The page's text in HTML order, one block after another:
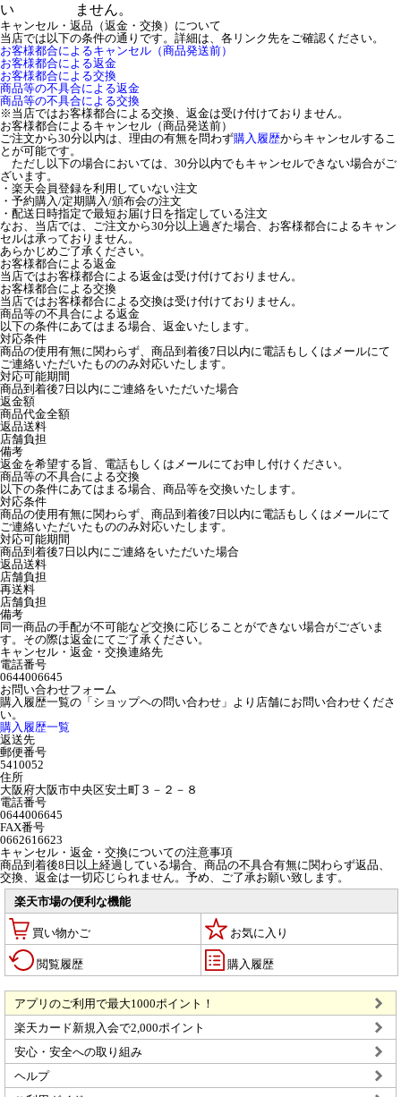
い
ません。
キャンセル・返品（返金・交換）について
当店では以下の条件の通りです。詳細は、各リンク先をご確認ください。
お客様都合によるキャンセル（商品発送前）
お客様都合による返金
お客様都合による交換
商品等の不具合による返金
商品等の不具合による交換
※当店ではお客様都合による交換、返金は受け付けておりません。
お客様都合によるキャンセル（商品発送前）
ご注文から30分以内は、理由の有無を問わず購入履歴からキャンセルするこ
とが可能です。
ただし以下の場合においては、30分以内でもキャンセルできない場合がご
ざいます。
・楽天会員登録を利用していない注文
・予約購入/定期購入/頒布会の注文
・配送日時指定で最短お届け日を指定している注文
なお、当店では、ご注文から30分以上過ぎた場合、お客様都合によるキャン
セルは承っておりません。
あらかじめご了承ください。
お客様都合による返金
当店ではお客様都合による返金は受け付けておりません。
お客様都合による交換
当店ではお客様都合による交換は受け付けておりません。
商品等の不具合による返金
以下の条件にあてはまる場合、返金いたします。
対応条件
商品の使用有無に関わらず、商品到着後7日以内に電話もしくはメールにて
ご連絡いただいたもののみ対応いたします。
対応可能期間
商品到着後7日以内にご連絡をいただいた場合
返金額
商品代金全額
返品送料
店舗負担
備考
返金を希望する旨、電話もしくはメールにてお申し付けください。
商品等の不具合による交換
以下の条件にあてはまる場合、商品等を交換いたします。
対応条件
商品の使用有無に関わらず、商品到着後7日以内に電話もしくはメールにて
ご連絡いただいたもののみ対応いたします。
対応可能期間
商品到着後7日以内にご連絡をいただいた場合
返品送料
店舗負担
再送料
店舗負担
備考
同一商品の手配が不可能など交換に応じることができない場合がございま
す。その際は返金にてご了承ください。
キャンセル・返金・交換連絡先
電話番号
0644006645
お問い合わせフォーム
購入履歴一覧の「ショップヘの問い合わせ」より店舗にお問い合わせくださ
い。
購入履歴一覧
返送先
郵便番号
5410052
住所
大阪府大阪市中央区安土町３－２－８
電話番号
0644006645
FAX番号
0662616623
キャンセル・返金・交換についての注意事項
商品到着後8日以上経過している場合、商品の不具合有無に関わらず返品、
交換、返金は一切応じられません。予め、ご了承お願い致します。
楽天市場の便利な機能
買い物かご お気に入り
閲覧履歴 購入履歴
アプリのご利用で最大1000ポイント！
楽天カード新規入会で2,000ポイント
安心・安全への取り組み
ヘルプ